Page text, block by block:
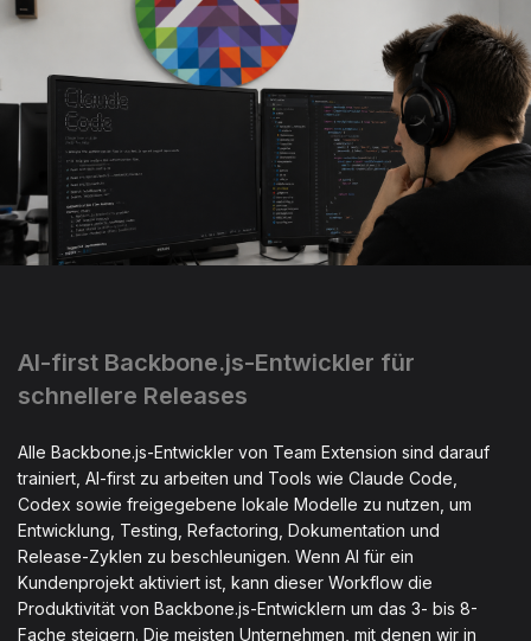
AI-first Backbone.js-Entwickler für
schnellere Releases
Alle Backbone.js-Entwickler von Team Extension sind darauf
trainiert, AI-first zu arbeiten und Tools wie Claude Code,
Codex sowie freigegebene lokale Modelle zu nutzen, um
Entwicklung, Testing, Refactoring, Dokumentation und
Release-Zyklen zu beschleunigen. Wenn AI für ein
Kundenprojekt aktiviert ist, kann dieser Workflow die
Produktivität von Backbone.js-Entwicklern um das 3- bis 8-
Fache steigern. Die meisten Unternehmen, mit denen wir in